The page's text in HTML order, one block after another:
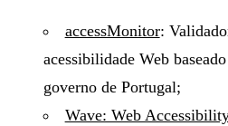
accessMonitor:
acessibilidade Web
governo de Portugal;
Wave: Web